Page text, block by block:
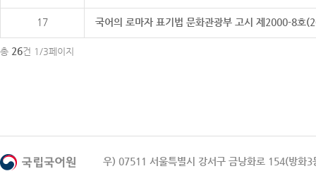
17 국어의 로마자 표기법 문화관광부 고시 제2000-8호
총 26건 1/3페이지
우) 07511 서울특별시 강서구 금낭화로 154(방화3